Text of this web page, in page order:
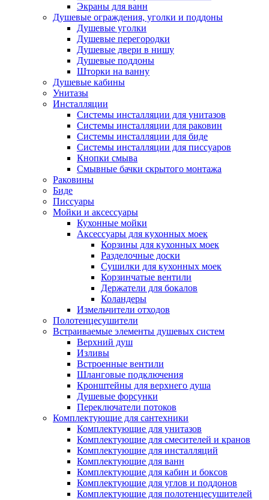
Экраны для ванн
Душевые ограждения, уголки и поддоны
Душевые уголки
Душевые перегородки
Душевые двери в нишу
Душевые поддоны
Шторки на ванну
Душевые кабины
Унитазы
Инсталляции
Системы инсталляции для унитазов
Системы инсталляции для раковин
Системы инсталляции для биде
Системы инсталляции для писсуаров
Кнопки смыва
Смывные бачки скрытого монтажа
Раковины
Биде
Писсуары
Мойки и аксессуары
Кухонные мойки
Аксессуары для кухонных моек
Корзины для кухонных моек
Разделочные доски
Сушилки для кухонных моек
Корзинчатые вентили
Держатели для бокалов
Коландеры
Измельчители отходов
Полотенцесушители
Встраиваемые элементы душевых систем
Верхний душ
Изливы
Встроенные вентили
Шланговые подключения
Кронштейны для верхнего душа
Душевые форсунки
Переключатели потоков
Комплектующие для сантехники
Комплектующие для унитазов
Комплектующие для смесителей и кранов
Комплектующие для инсталляций
Комплектующие для ванн
Комплектующие для кабин и боксов
Комплектующие для углов и поддонов
Комплектующие для полотенцесушителей